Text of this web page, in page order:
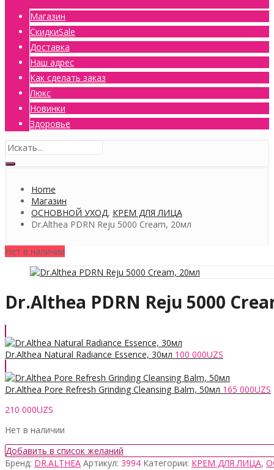
Магазин
СкидкиSale
Доставка
Наш адрес
Как сделать заказ
Люкс
Новинки
Здоровье
Home
Магазин
ОСНОВНОЙ УХОД, КРЕМ ДЛЯ ЛИЦА
Dr.Althea PDRN Reju 5000 Cream, 20мл
Нет в наличии
Dr.Althea PDRN Reju 5000
Dr.Althea Natural Radiance Essence, 30мл 100 000UZS
Dr.Althea Pore Refresh Grinding Cleansing Balm, 50мл 165 000UZS
210 000UZS
Нет в наличии
Добавить в список желаний
Бренд: DR.ALTHEA Артикул: 3994 Категории: КРЕМ ДЛЯ ЛИЦА,